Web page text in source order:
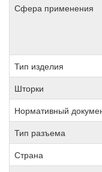
Сфера применения
Тип изделия
Шторки
Нормативный
Тип разъема
Страна